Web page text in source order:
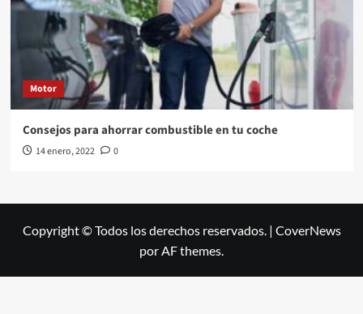
Motor
Consejos para ahorrar combustible en tu coche
14 enero, 2022 0
Copyright © Todos los derechos reservados. | CoverNews
por AF themes.